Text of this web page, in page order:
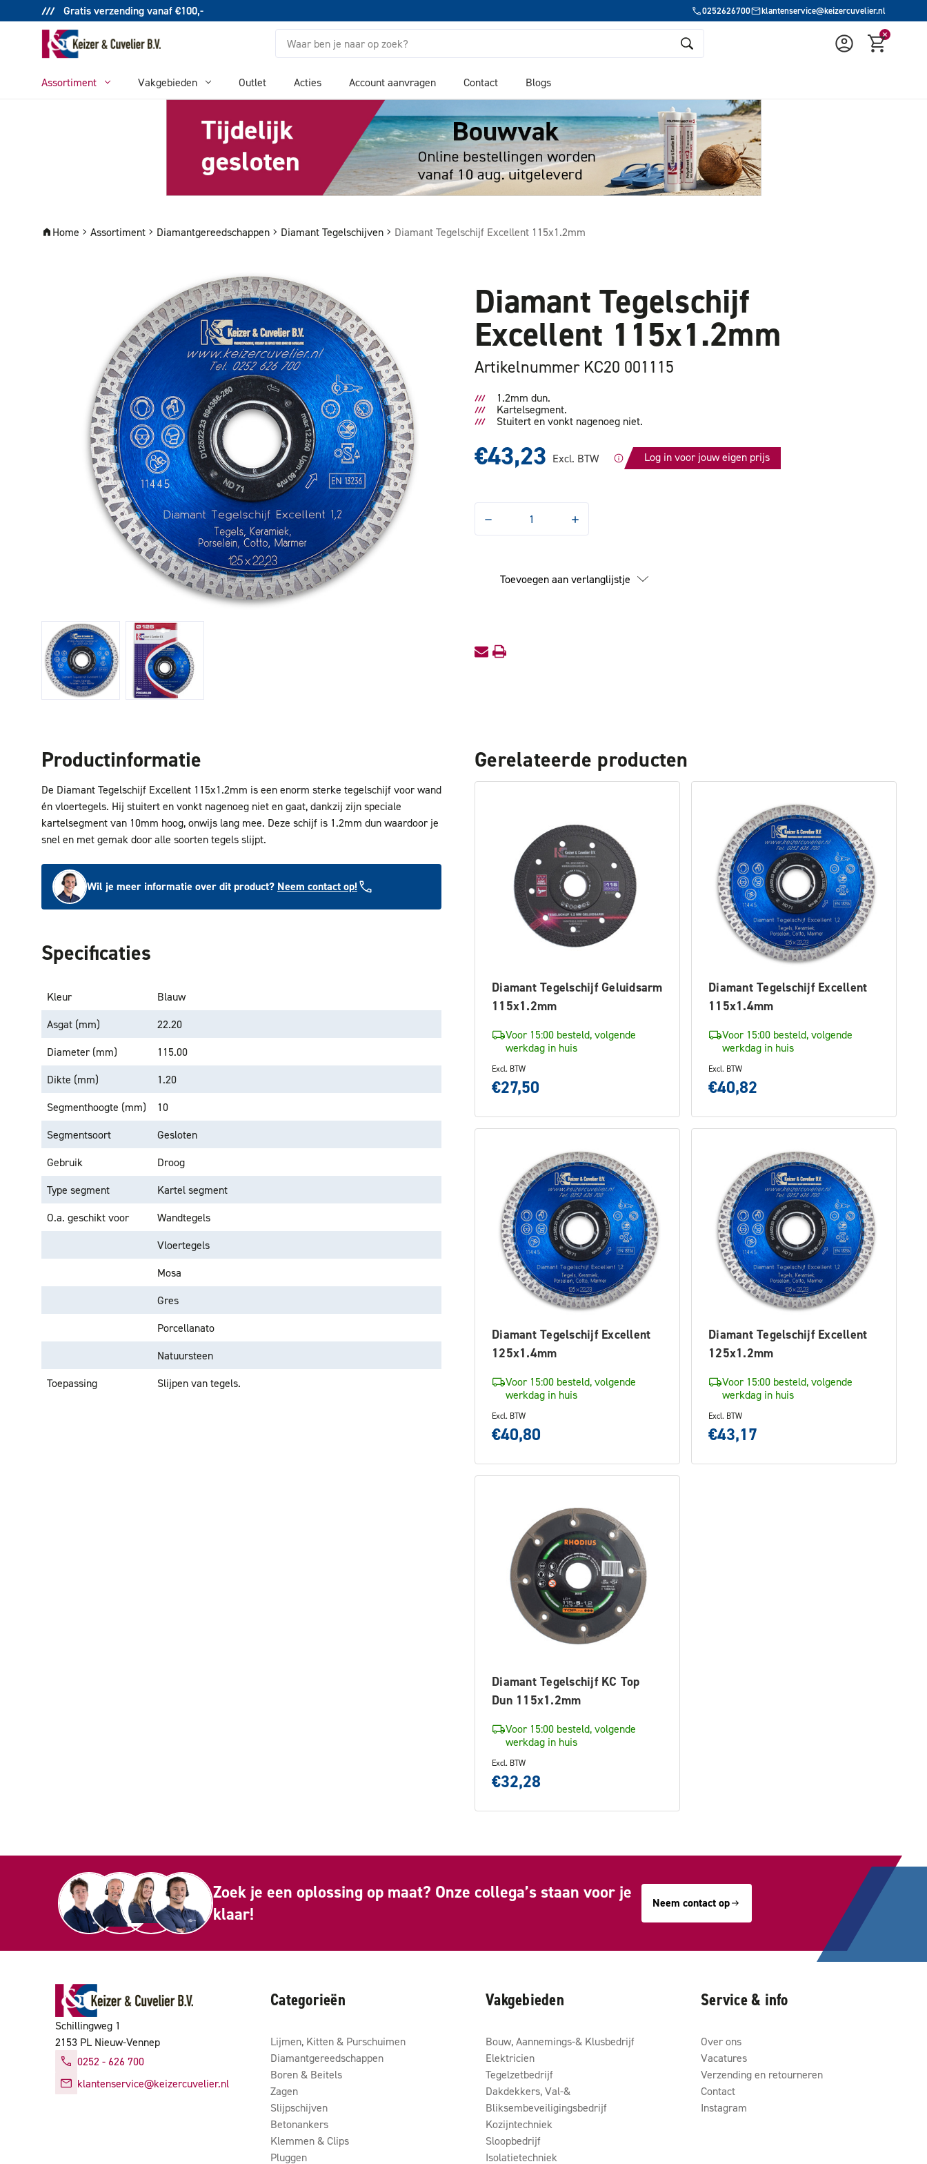
Gratis verzending vanaf €100,- 0252626700 klantenservice@keizercuvelier.nl
Zoeken
Assortiment Vakgebieden Outlet Acties Account aanvragen Contact Blogs
Home Assortiment Diamantgereedschappen Diamant Tegelschijven Diamant Tegelschijf Excellent 115x1.2mm
Diamant Tegelschijf
Excellent 115x1.2mm
Artikelnummer KC20 001115
1.2mm dun.
Kartelsegment.
Stuitert en vonkt nagenoeg niet.
€43,23 Excl. BTW Log in voor jouw eigen prijs
Hoeveelheid
Excellent
115x1.2mm
Hoeveelheid
Excellent
115x1.2mm
Toevoegen aan verlanglijstje
Productinformatie
De Diamant Tegelschijf Excellent 115x1.2mm is een enorm sterke tegelschijf voor wand
én vloertegels. Hij stuitert en vonkt nagenoeg niet en gaat, dankzij zijn speciale
kartelsegment van 10mm hoog, onwijs lang mee. Deze schijf is 1.2mm dun waardoor je
snel en met gemak door alle soorten tegels slijpt.
Wil je meer informatie over dit product? Neem contact op!
Specificaties
Kleur
Blauw
Asgat (mm)
22.20
Diameter (mm)
115.00
Dikte (mm)
1.20
Segmenthoogte (mm)
10
Segmentsoort
Gesloten
Gebruik
Droog
Type segment
Kartel segment
O.a. geschikt voor
Wandtegels
Vloertegels
Mosa
Gres
Porcellanato
Natuursteen
Toepassing
Slijpen van tegels.
Gerelateerde producten
Diamant Tegelschijf Geluidsarm
115x1.2mm
Voor 15:00 besteld, volgende
werkdag in huis
Excl. BTW
€27,50
Diamant Tegelschijf Excellent
115x1.4mm
Voor 15:00 besteld, volgende
werkdag in huis
Excl. BTW
€40,82
Diamant Tegelschijf Excellent
125x1.4mm
Voor 15:00 besteld, volgende
werkdag in huis
Excl. BTW
€40,80
Diamant Tegelschijf Excellent
125x1.2mm
Voor 15:00 besteld, volgende
werkdag in huis
Excl. BTW
€43,17
Diamant Tegelschijf KC Top
Dun 115x1.2mm
Voor 15:00 besteld, volgende
werkdag in huis
Excl. BTW
€32,28
Zoek je een oplossing op maat? Onze collega’s staan voor je
klaar!
Neem contact op
Schillingweg 1
2153 PL Nieuw-Vennep
0252 - 626 700
klantenservice@keizercuvelier.nl
Categorieën
Lijmen, Kitten & Purschuimen
Diamantgereedschappen
Boren & Beitels
Zagen
Slijpschijven
Betonankers
Klemmen & Clips
Pluggen
Vakgebieden
Bouw, Aannemings-& Klusbedrijf
Elektricien
Tegelzetbedrijf
Dakdekkers, Val-&
Bliksembeveiligingsbedrijf
Kozijntechniek
Sloopbedrijf
Isolatietechniek
Service & info
Over ons
Vacatures
Verzending en retourneren
Contact
Instagram